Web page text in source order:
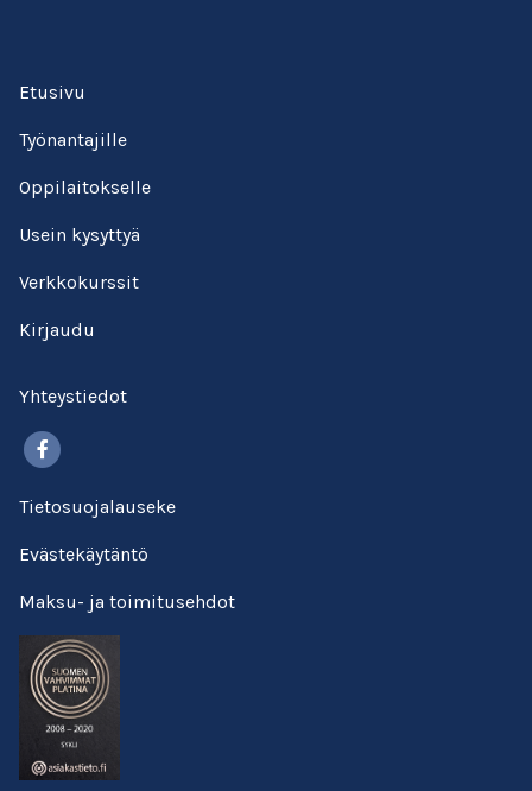
Etusivu
Työnantajille
Oppilaitokselle
Usein kysyttyä
Verkkokurssit
Kirjaudu
Yhteystiedot
Tietosuojalauseke
Evästekäytäntö
Maksu- ja toimitusehdot